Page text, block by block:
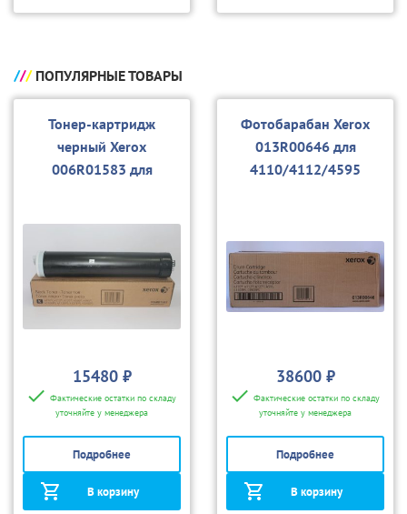
ПОПУЛЯРНЫЕ ТОВАРЫ
Тонер-картридж
черный Xerox
006R01583 для
15480 ₽
Фактические остатки по складу
уточняйте у менеджера
Подробнее
В корзину
Фотобарабан Xerox
013R00646 для
4110/4112/4595
38600 ₽
Фактические остатки по складу
уточняйте у менеджера
Подробнее
В корзину